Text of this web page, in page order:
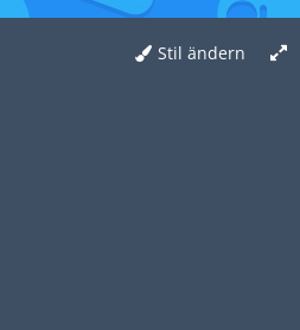
Stil ändern